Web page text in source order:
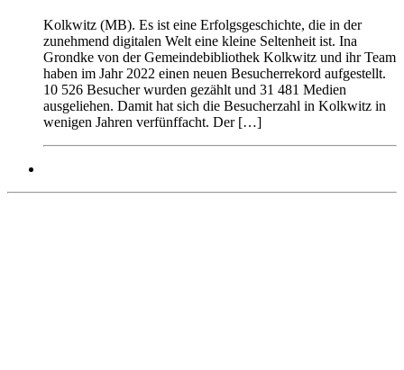
Kolkwitz (MB). Es ist eine Erfolgsgeschichte, die in der
zunehmend digitalen Welt eine kleine Seltenheit ist. Ina
Grondke von der Gemeindebibliothek Kolkwitz und ihr Team
haben im Jahr 2022 einen neuen Besucherrekord aufgestellt.
10 526 Besucher wurden gezählt und 31 481 Medien
ausgeliehen. Damit hat sich die Besucherzahl in Kolkwitz in
wenigen Jahren verfünffacht. Der […]